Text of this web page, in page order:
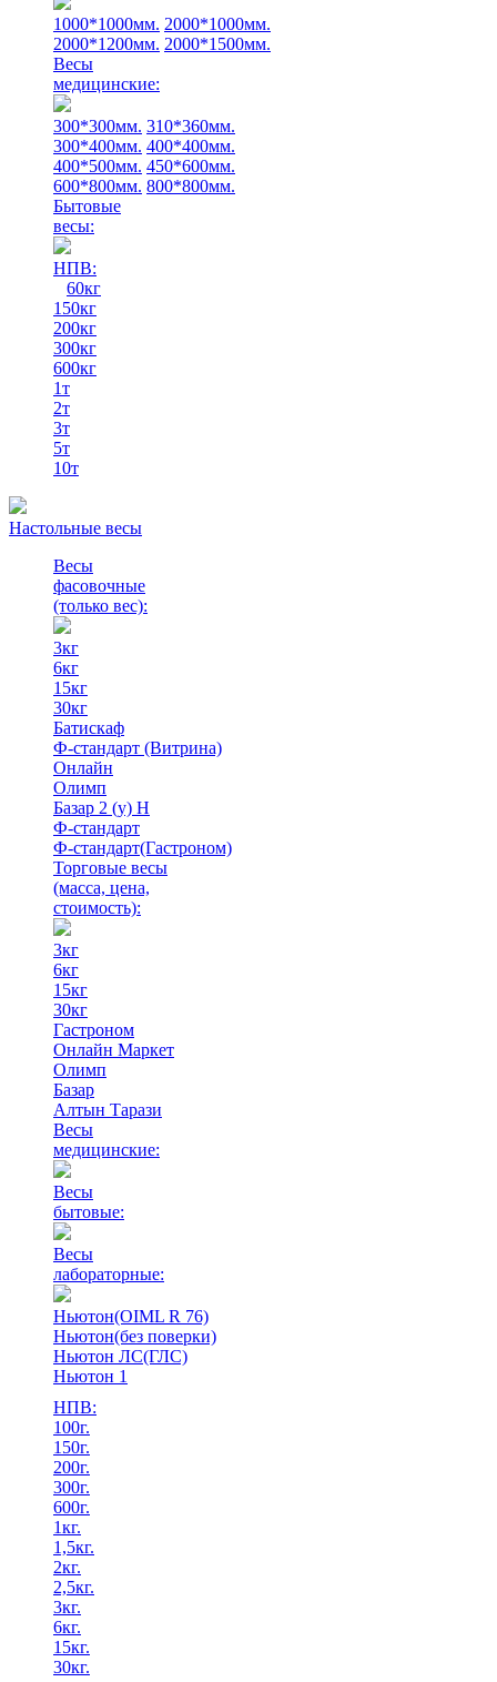
1000*1000мм. 2000*1000мм.
2000*1200мм. 2000*1500мм.
Весы
медицинские:
300*300мм. 310*360мм.
300*400мм. 400*400мм.
400*500мм. 450*600мм.
600*800мм. 800*800мм.
Бытовые
весы:
НПВ:
60кг
150кг
200кг
300кг
600кг
1т
2т
3т
5т
10т
Настольные весы
Весы
фасовочные
(только вес):
3кг
6кг
15кг
30кг
Батискаф
Ф-стандарт (Витрина)
Онлайн
Олимп
Базар 2 (у) Н
Ф-стандарт
Ф-стандарт(Гастроном)
Торговые весы
(масса, цена,
стоимость):
3кг
6кг
15кг
30кг
Гастроном
Онлайн Маркет
Олимп
Базар
Алтын Тарази
Весы
медицинские:
Весы
бытовые:
Весы
лабораторные:
Ньютон(OIML R 76)
Ньютон(без поверки)
Ньютон ЛС(ГЛС)
Ньютон 1
НПВ:
100г.
150г.
200г.
300г.
600г.
1кг.
1,5кг.
2кг.
2,5кг.
3кг.
6кг.
15кг.
30кг.